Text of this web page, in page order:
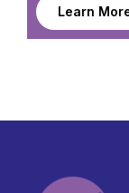
Learn